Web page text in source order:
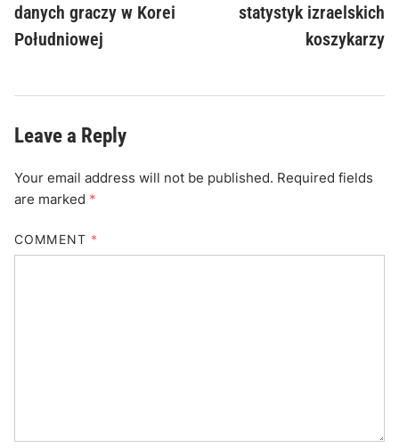
danych graczy w Korei
Południowej
statystyk izraelskich
koszykarzy
Leave a Reply
Your email address will not be published. Required fields
are marked *
COMMENT *